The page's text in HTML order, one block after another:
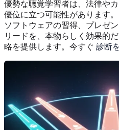
優勢な聴覚学習者は、法律や
優位に立つ可能性があります
ソフトウェアの習得、プレゼ
リードを、本物らしく効果的
略を提供します。今すぐ 診断